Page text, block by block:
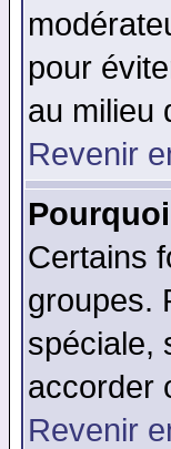
pour
au milieu
Revenir
Certains
groupes.
spéciale,
accorder
Revenir